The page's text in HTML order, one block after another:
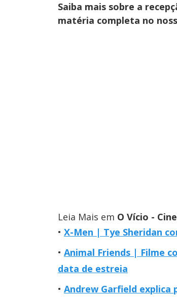
Saiba mais sobre a
matéria completa no
Leia Mais em O Vício -
X-Men | Tye Sheridan
Animal Friends | Filme
data de estreia
Andrew Garfield explica